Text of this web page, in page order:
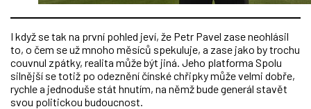
I když se tak na první pohled jeví, že Petr Pavel zase neohlásil
to, o čem se už mnoho měsíců spekuluje, a zase jako by trochu
couvnul zpátky, realita může být jiná. Jeho platforma Spolu
silnější se totiž po odeznění čínské chřipky může velmi dobře,
rychle a jednoduše stát hnutím, na němž bude generál stavět
svou politickou budoucnost.